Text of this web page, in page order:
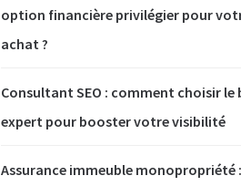
option financière privilégier pour
achat ?
Consultant SEO : comment choisir le
expert pour booster votre visibilité
Assurance immeuble monopropriété